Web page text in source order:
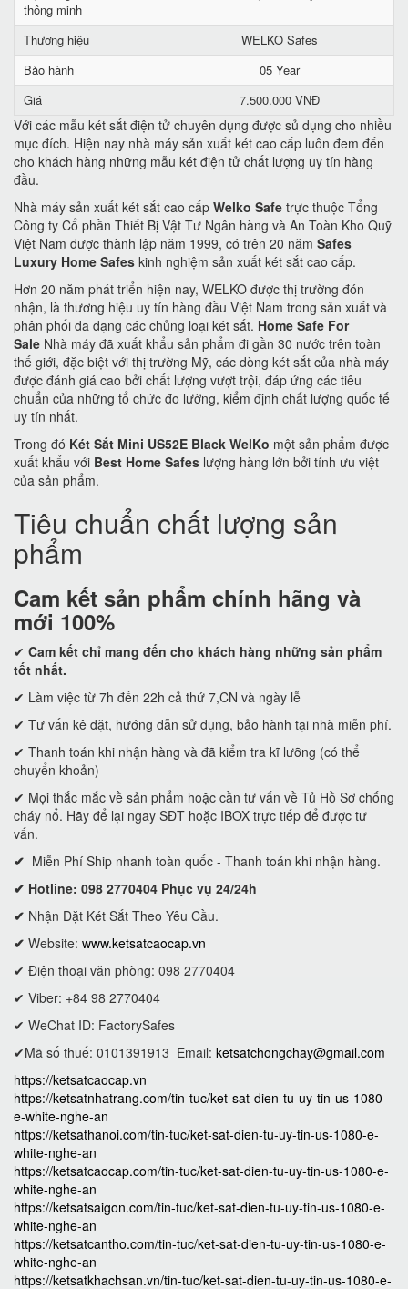
thông minh
Thương hiệu
WELKO Safes
Bảo hành
05 Year
Giá
7.500.000 VNĐ
Với các mẫu két sắt điện tử chuyên dụng được sủ dụng cho nhiều
mục đích. Hiện nay nhà máy sản xuất két cao cấp luôn đem đến
cho khách hàng những mẫu két điện tử chất lượng uy tín hàng
đầu.
Nhà máy sản xuất két sắt cao cấp Welko Safe trực thuộc Tổng
Công ty Cổ phần Thiết Bị Vật Tư Ngân hàng và An Toàn Kho Quỹ
Việt Nam được thành lập năm 1999, có trên 20 năm Safes
Luxury Home Safes kinh nghiệm sản xuất két sắt cao cấp.
Hơn 20 năm phát triển hiện nay, WELKO được thị trường đón
nhận, là thương hiệu uy tín hàng đầu Việt Nam trong sản xuất và
phân phối đa dạng các chủng loại két sắt. Home Safe For
Sale Nhà máy đã xuất khẩu sản phẩm đi gần 30 nước trên toàn
thế giới, đặc biệt với thị trường Mỹ, các dòng két sắt của nhà máy
được đánh giá cao bởi chất lượng vượt trội, đáp ứng các tiêu
chuẩn của những tổ chức đo lường, kiểm định chất lượng quốc tế
uy tín nhất.
Trong đó Két Sắt Mini US52E Black WelKo một sản phẩm được
xuất khẩu với Best Home Safes lượng hàng lớn bởi tính ưu việt
của sản phẩm.
Tiêu chuẩn chất lượng sản
phẩm
Cam kết sản phẩm chính hãng và
mới 100%
✔ Cam kết chỉ mang đến cho khách hàng những sản phẩm
tốt nhất.
✔ Làm việc từ 7h đến 22h cả thứ 7,CN và ngày lễ
✔ Tư vấn kê đặt, hướng dẫn sử dụng, bảo hành tại nhà miễn phí.
✔ Thanh toán khi nhận hàng và đã kiểm tra kĩ lưỡng (có thể
chuyển khoản)
✔ Mọi thắc mắc về sản phẩm hoặc cần tư vấn về Tủ Hồ Sơ chống
cháy nổ. Hãy để lại ngay SĐT hoặc IBOX trực tiếp để được tư
vấn.
✔ Miễn Phí Ship nhanh toàn quốc - Thanh toán khi nhận hàng.
✔ Hotline: 098 2770404 Phục vụ 24/24h
✔ Nhận Đặt Két Sắt Theo Yêu Cầu.
✔ Website: www.ketsatcaocap.vn
✔ Điện thoại văn phòng: 098 2770404
✔ Viber: +84 98 2770404
✔ WeChat ID: FactorySafes
✔Mã số thuế: 0101391913 Email: ketsatchongchay@gmail.com
https://ketsatcaocap.vn
https://ketsatnhatrang.com/tin-tuc/ket-sat-dien-tu-uy-tin-us-1080-
e-white-nghe-an
https://ketsathanoi.com/tin-tuc/ket-sat-dien-tu-uy-tin-us-1080-e-
white-nghe-an
https://ketsatcaocap.com/tin-tuc/ket-sat-dien-tu-uy-tin-us-1080-e-
white-nghe-an
https://ketsatsaigon.com/tin-tuc/ket-sat-dien-tu-uy-tin-us-1080-e-
white-nghe-an
https://ketsatcantho.com/tin-tuc/ket-sat-dien-tu-uy-tin-us-1080-e-
white-nghe-an
https://ketsatkhachsan.vn/tin-tuc/ket-sat-dien-tu-uy-tin-us-1080-e-